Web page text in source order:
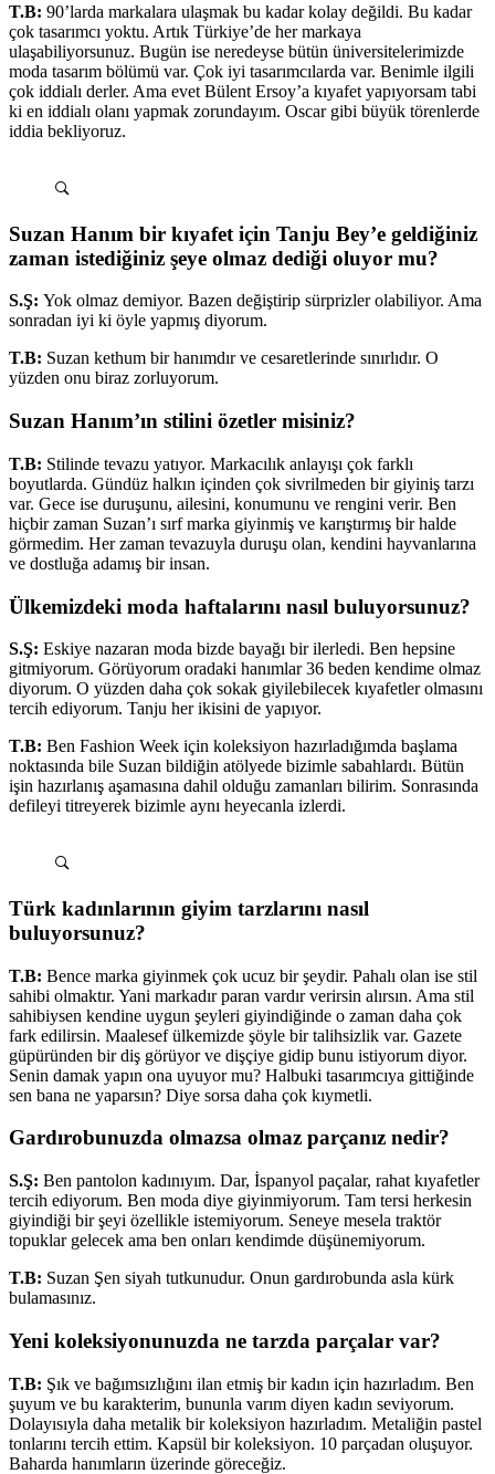
T.B: 90’larda markalara ulaşmak bu kadar kolay değildi. Bu kadar
çok tasarımcı yoktu. Artık Türkiye’de her markaya
ulaşabiliyorsunuz. Bugün ise neredeyse bütün üniversitelerimizde
moda tasarım bölümü var. Çok iyi tasarımcılarda var. Benimle ilgili
çok iddialı derler. Ama evet Bülent Ersoy’a kıyafet yapıyorsam tabi
ki en iddialı olanı yapmak zorundayım. Oscar gibi büyük törenlerde
iddia bekliyoruz.
Suzan Hanım bir kıyafet için Tanju Bey’e geldiğiniz
zaman istediğiniz şeye olmaz dediği oluyor mu?
S.Ş: Yok olmaz demiyor. Bazen değiştirip sürprizler olabiliyor. Ama
sonradan iyi ki öyle yapmış diyorum.
T.B: Suzan kethum bir hanımdır ve cesaretlerinde sınırlıdır. O
yüzden onu biraz zorluyorum.
Suzan Hanım’ın stilini özetler misiniz?
T.B: Stilinde tevazu yatıyor. Markacılık anlayışı çok farklı
boyutlarda. Gündüz halkın içinden çok sivrilmeden bir giyiniş tarzı
var. Gece ise duruşunu, ailesini, konumunu ve rengini verir. Ben
hiçbir zaman Suzan’ı sırf marka giyinmiş ve karıştırmış bir halde
görmedim. Her zaman tevazuyla duruşu olan, kendini hayvanlarına
ve dostluğa adamış bir insan.
Ülkemizdeki moda haftalarını nasıl buluyorsunuz?
S.Ş: Eskiye nazaran moda bizde bayağı bir ilerledi. Ben hepsine
gitmiyorum. Görüyorum oradaki hanımlar 36 beden kendime olmaz
diyorum. O yüzden daha çok sokak giyilebilecek kıyafetler olmasını
tercih ediyorum. Tanju her ikisini de yapıyor.
T.B: Ben Fashion Week için koleksiyon hazırladığımda başlama
noktasında bile Suzan bildiğin atölyede bizimle sabahlardı. Bütün
işin hazırlanış aşamasına dahil olduğu zamanları bilirim. Sonrasında
defileyi titreyerek bizimle aynı heyecanla izlerdi.
Türk kadınlarının giyim tarzlarını nasıl
buluyorsunuz?
T.B: Bence marka giyinmek çok ucuz bir şeydir. Pahalı olan ise stil
sahibi olmaktır. Yani markadır paran vardır verirsin alırsın. Ama stil
sahibiysen kendine uygun şeyleri giyindiğinde o zaman daha çok
fark edilirsin. Maalesef ülkemizde şöyle bir talihsizlik var. Gazete
güpüründen bir diş görüyor ve dişçiye gidip bunu istiyorum diyor.
Senin damak yapın ona uyuyor mu? Halbuki tasarımcıya gittiğinde
sen bana ne yaparsın? Diye sorsa daha çok kıymetli.
Gardırobunuzda olmazsa olmaz parçanız nedir?
S.Ş: Ben pantolon kadınıyım. Dar, İspanyol paçalar, rahat kıyafetler
tercih ediyorum. Ben moda diye giyinmiyorum. Tam tersi herkesin
giyindiği bir şeyi özellikle istemiyorum. Seneye mesela traktör
topuklar gelecek ama ben onları kendimde düşünemiyorum.
T.B: Suzan Şen siyah tutkunudur. Onun gardırobunda asla kürk
bulamasınız.
Yeni koleksiyonunuzda ne tarzda parçalar var?
T.B: Şık ve bağımsızlığını ilan etmiş bir kadın için hazırladım. Ben
şuyum ve bu karakterim, bununla varım diyen kadın seviyorum.
Dolayısıyla daha metalik bir koleksiyon hazırladım. Metaliğin pastel
tonlarını tercih ettim. Kapsül bir koleksiyon. 10 parçadan oluşuyor.
Baharda hanımların üzerinde göreceğiz.